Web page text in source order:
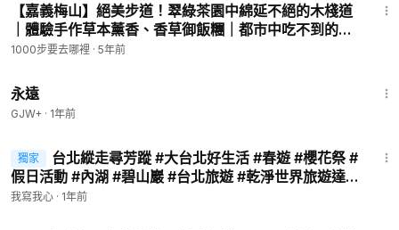
【嘉義梅山】絕美步道！翠綠茶園中綿延不絕的木棧道
｜體驗手作草本薰香、香草御飯糰｜都市中吃不到的無
菜單野菜大餐｜太興岩步道｜ep.314
1000步要去哪裡 · 5年前
永遠
GJW+ · 1年前
獨家
台北縱走尋芳蹤 #大台北好生活 #春遊 #櫻花祭 #
假日活動 #內湖 #碧山巖 #台北旅遊 #乾淨世界旅遊達人
賽
我寫我心 · 1年前